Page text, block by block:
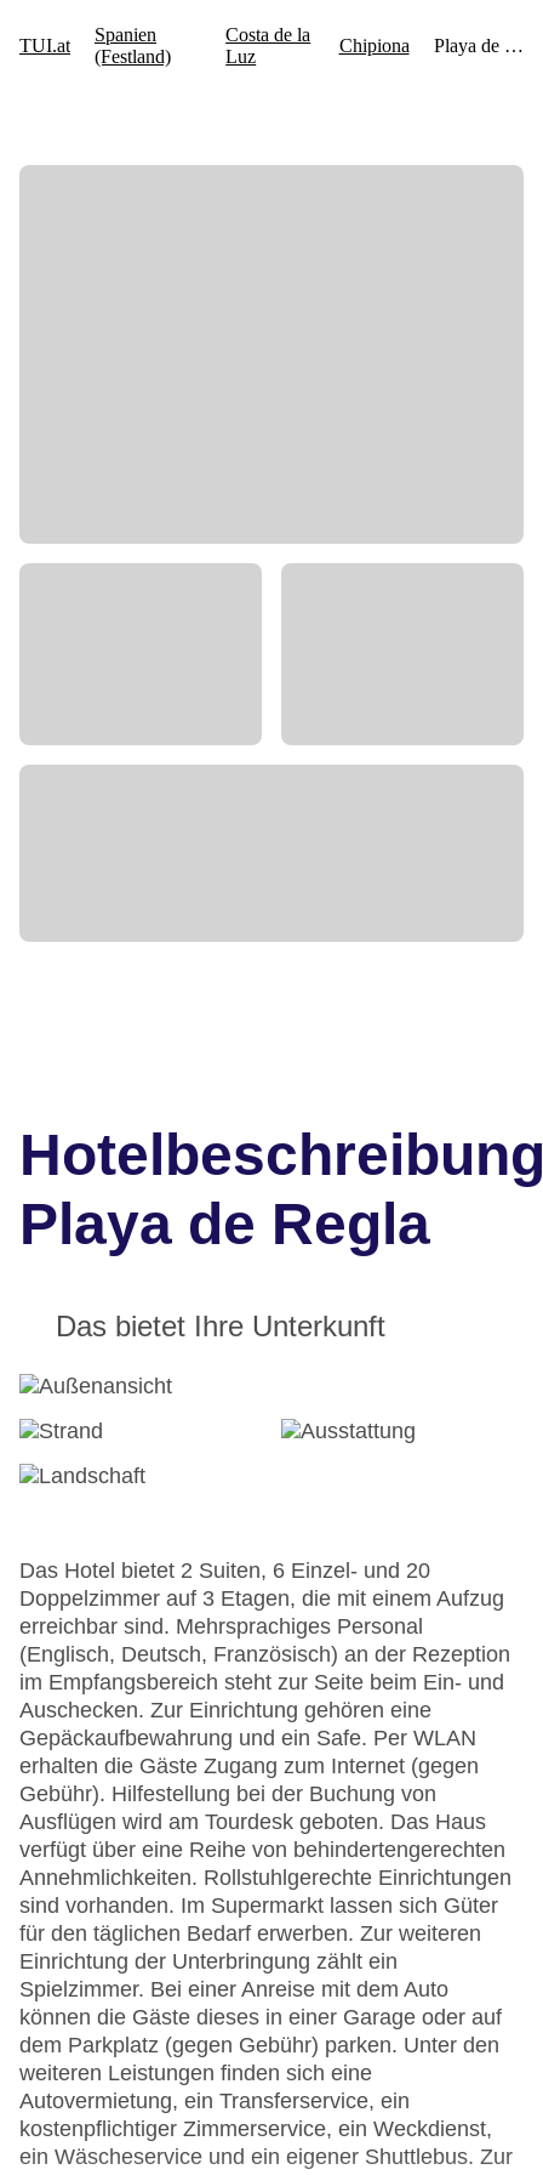
Playa de Regla
Das bietet Ihre Unterkunft
Das Hotel bietet 2 Suiten, 6 Einzel- und 20
Doppelzimmer auf 3 Etagen, die mit einem Aufzug
erreichbar sind. Mehrsprachiges Personal
(Englisch, Deutsch, Französisch) an der Rezeption
im Empfangsbereich steht zur Seite beim Ein- und
Auschecken. Zur Einrichtung gehören eine
Gepäckaufbewahrung und ein Safe. Per WLAN
erhalten die Gäste Zugang zum Internet (gegen
Gebühr). Hilfestellung bei der Buchung von
Ausflügen wird am Tourdesk geboten. Das Haus
verfügt über eine Reihe von behindertengerechten
Annehmlichkeiten. Rollstuhlgerechte Einrichtungen
sind vorhanden. Im Supermarkt lassen sich Güter
für den täglichen Bedarf erwerben. Zur weiteren
Einrichtung der Unterbringung zählt ein
Spielzimmer. Bei einer Anreise mit dem Auto
können die Gäste dieses in einer Garage oder auf
dem Parkplatz (gegen Gebühr) parken. Unter den
weiteren Leistungen finden sich eine
Autovermietung, ein Transferservice, ein
kostenpflichtiger Zimmerservice, ein Weckdienst,
ein Wäscheservice und ein eigener Shuttlebus. Zur